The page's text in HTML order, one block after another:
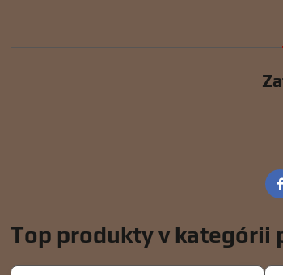
Top produkty v kategórii